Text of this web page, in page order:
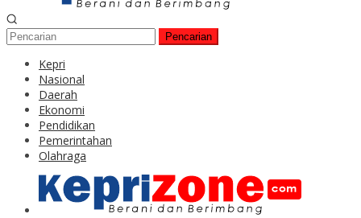
Pencarian
Kepri
Nasional
Daerah
Ekonomi
Pendidikan
Pemerintahan
Olahraga